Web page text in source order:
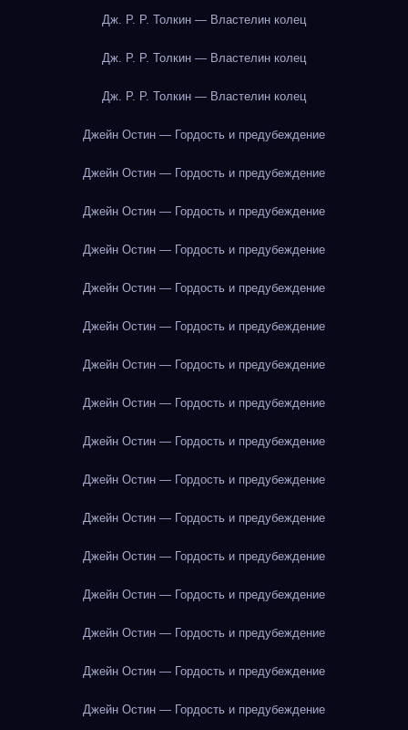
Дж. Р. Р. Толкин — Властелин колец
Дж. Р. Р. Толкин — Властелин колец
Дж. Р. Р. Толкин — Властелин колец
Джейн Остин — Гордость и предубеждение
Джейн Остин — Гордость и предубеждение
Джейн Остин — Гордость и предубеждение
Джейн Остин — Гордость и предубеждение
Джейн Остин — Гордость и предубеждение
Джейн Остин — Гордость и предубеждение
Джейн Остин — Гордость и предубеждение
Джейн Остин — Гордость и предубеждение
Джейн Остин — Гордость и предубеждение
Джейн Остин — Гордость и предубеждение
Джейн Остин — Гордость и предубеждение
Джейн Остин — Гордость и предубеждение
Джейн Остин — Гордость и предубеждение
Джейн Остин — Гордость и предубеждение
Джейн Остин — Гордость и предубеждение
Джейн Остин — Гордость и предубеждение